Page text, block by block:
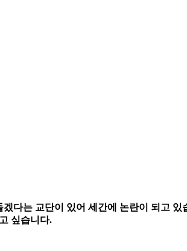
다는 교단이 있어 세간에 논란이 되고 있
싶습니다.